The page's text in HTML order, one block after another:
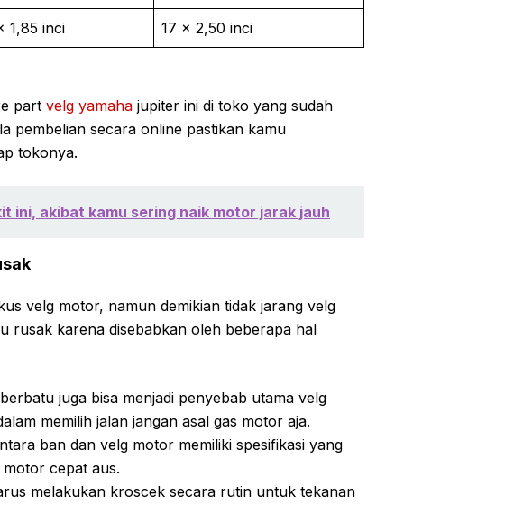
1,85 inci
17 x 2,50 inci
part velg yamaha jupiter ini di toko yang sudah
pembelian secara online pastikan kamu
tokonya.
ini, akibat kamu sering naik motor jarak jauh
velg motor, namun demikian tidak jarang velg
rusak karena disebabkan oleh beberapa hal
juga bisa menjadi penyebab utama velg
memilih jalan jangan asal gas motor aja.
ban dan velg motor memiliki spesifikasi yang
cepat aus.
melakukan kroscek secara rutin untuk tekanan